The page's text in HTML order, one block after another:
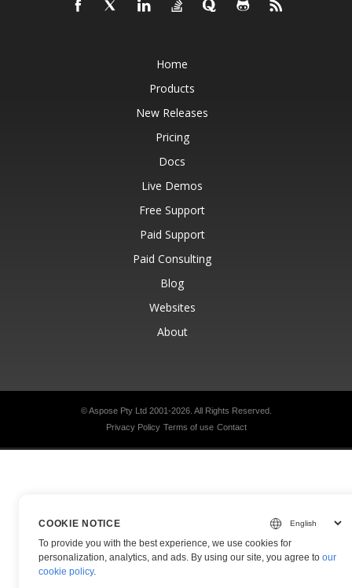
Home
Products
New Releases
Pricing
Docs
Live Demos
Free Support
Paid Support
Paid Consulting
Blog
Websites
About
© Aspose Pty Ltd 2001-2026. All Rights Reserved.
Privacy Policy Terms of use Contact
COOKIE NOTICE
To provide you with the best experience, we use cookies for
personalization, analytics, and ads. By using our site, you agree toour
cookie policy.